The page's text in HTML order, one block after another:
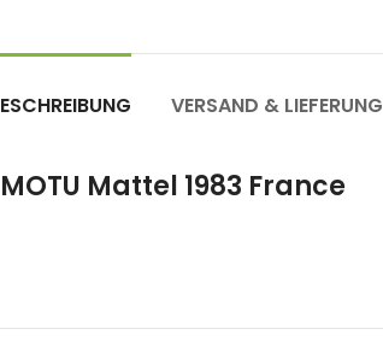
VERSAND & LIEFERUNG
Mattel 1983 France